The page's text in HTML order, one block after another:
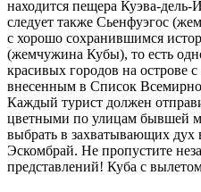
находится пещера Куэва-
следует также Сьенфуэгос
с хорошо сохранившимся
(жемчужина Кубы), то есть
красивых городов на острове
внесенным в Список
Каждый турист должен
цветными по улицам бывшей
выбрать в захватывающих дух
Эскомбрай. Не пропустите
представлений! Куба с